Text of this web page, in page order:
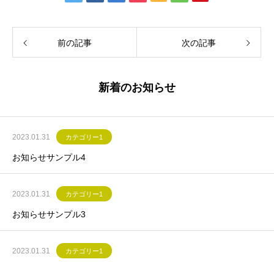
前の記事 次の記事
新着のお知らせ
2023.01.31 カテゴリー1
お知らせサンプル4
2023.01.31 カテゴリー1
お知らせサンプル3
2023.01.31 カテゴリー1